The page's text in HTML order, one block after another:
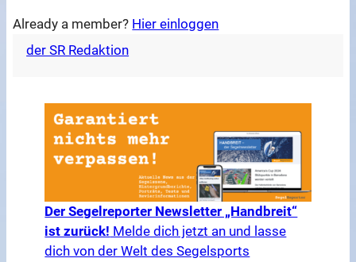
Already a member? Hier einloggen
der SR Redaktion
Der Segelreporter Newsletter „Handbreit“
ist zurück! Melde dich jetzt an und lasse
dich von der Welt des Segelsports